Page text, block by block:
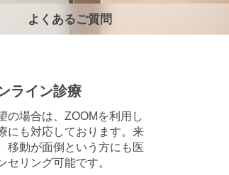
よくあるご質問
ライン診療
の場合は、ZOOMを利用し
にも対応しております。来
移動が面倒という方にも医
セリング可能です。